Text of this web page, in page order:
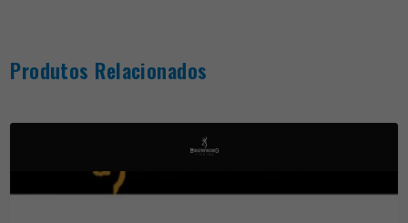
Produtos Relacionados